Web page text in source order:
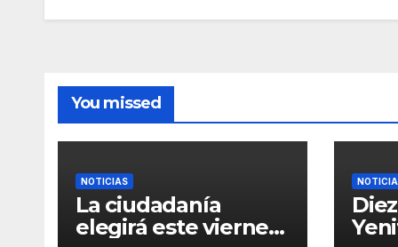
You missed
NOTICIAS
La ciudadanía
elegirá este viernes